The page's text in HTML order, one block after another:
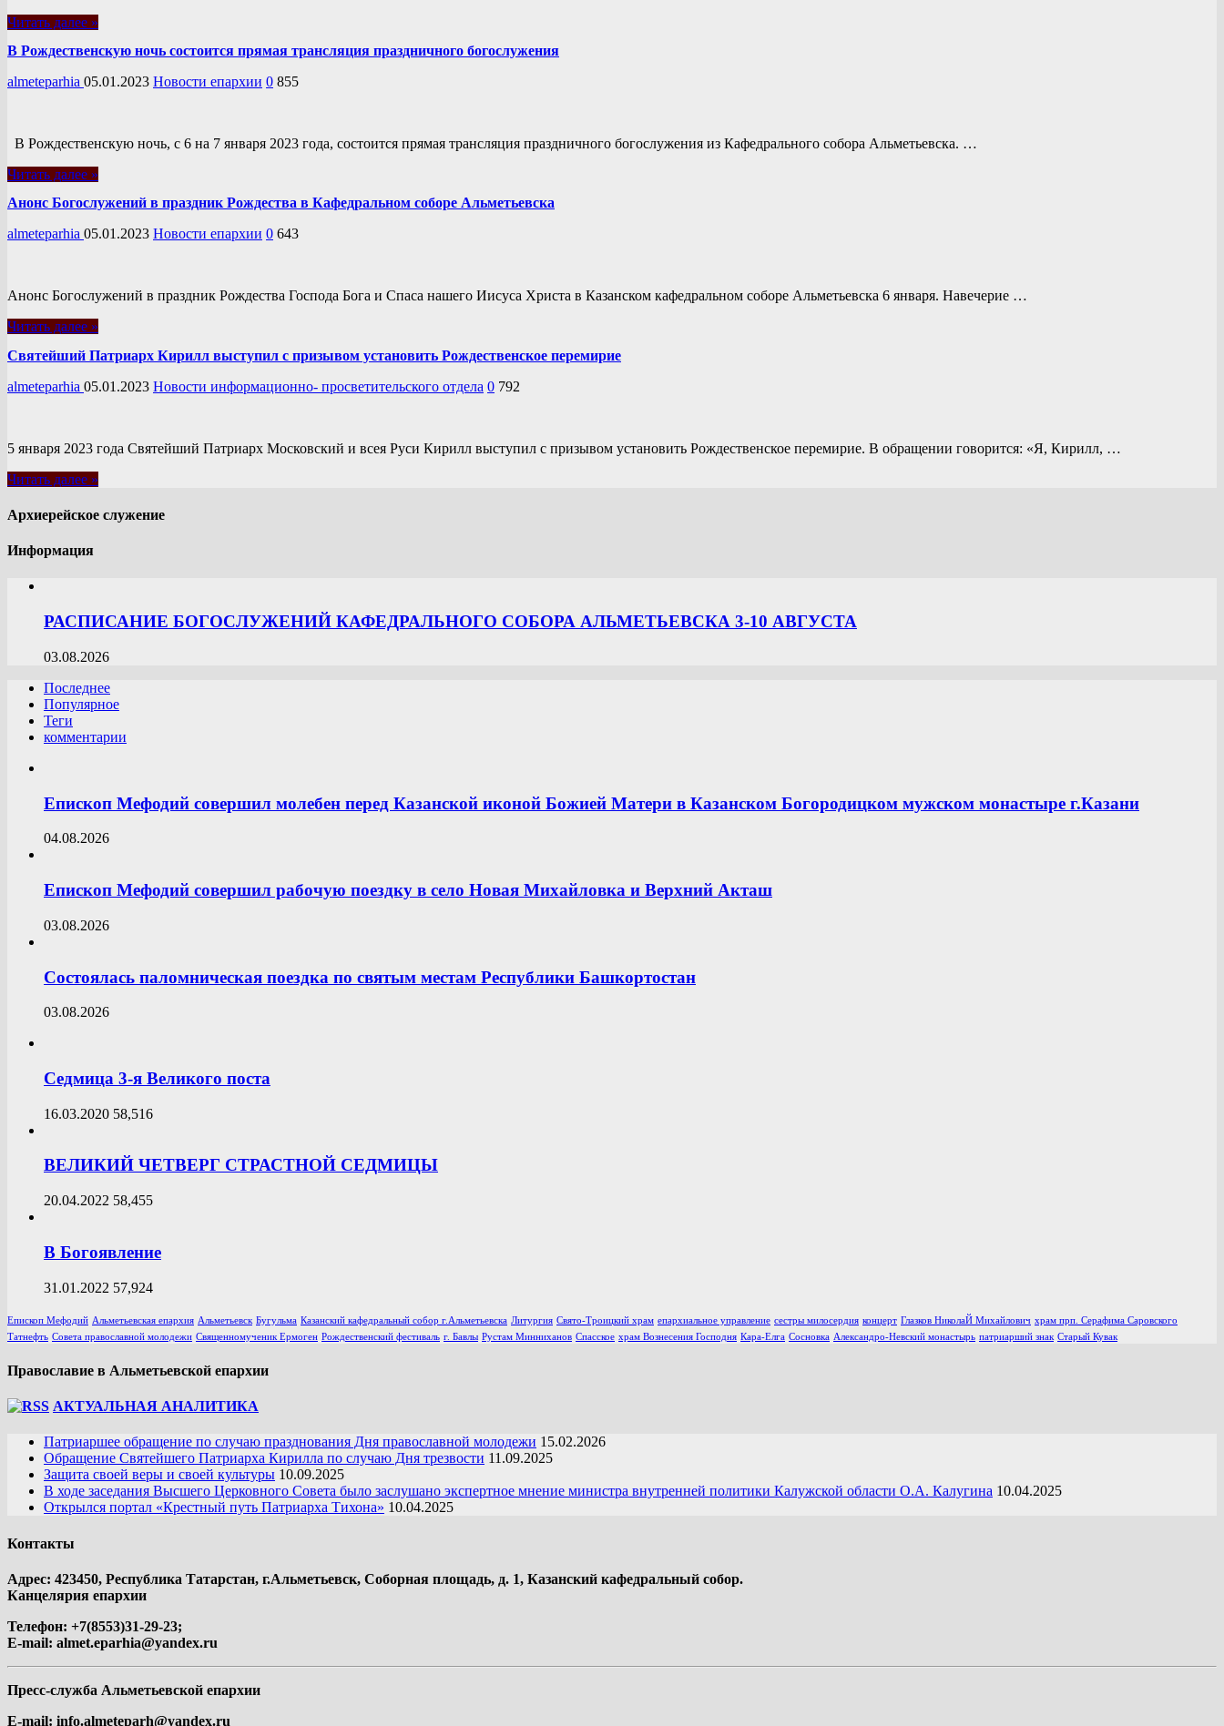
Читать далее »
В Рождественскую ночь состоится прямая трансляция праздничного богослужения
almeteparhia 05.01.2023 Новости епархии 0 855
В Рождественскую ночь, с 6 на 7 января 2023 года, состоится прямая трансляция праздничного богослужения из Кафедрального собора Альметьевска. …
Читать далее »
Анонс Богослужений в праздник Рождества в Кафедральном соборе Альметьевска
almeteparhia 05.01.2023 Новости епархии 0 643
Анонс Богослужений в праздник Рождества Господа Бога и Спаса нашего Иисуса Христа в Казанском кафедральном соборе Альметьевска 6 января. Навечерие …
Читать далее »
Святейший Патриарх Кирилл выступил с призывом установить Рождественское перемирие
almeteparhia 05.01.2023 Новости информационно- просветительского отдела 0 792
5 января 2023 года Святейший Патриарх Московский и всея Руси Кирилл выступил с призывом установить Рождественское перемирие. В обращении говорится: «Я, Кирилл, …
Читать далее »
Архиерейское служение
Информация
РАСПИСАНИЕ БОГОСЛУЖЕНИЙ КАФЕДРАЛЬНОГО СОБОРА АЛЬМЕТЬЕВСКА 3-10 АВГУСТА
03.08.2026
Последнее
Популярное
Теги
комментарии
Епископ Мефодий совершил молебен перед Казанской иконой Божией Матери в Казанском Богородицком мужском монастыре г.Казани
04.08.2026
Епископ Мефодий совершил рабочую поездку в село Новая Михайловка и Верхний Акташ
03.08.2026
Состоялась паломническая поездка по святым местам Республики Башкортостан
03.08.2026
Седмица 3-я Великого поста
16.03.2020 58,516
ВЕЛИКИЙ ЧЕТВЕРГ СТРАСТНОЙ СЕДМИЦЫ
20.04.2022 58,455
В Богоявление
31.01.2022 57,924
Епископ Мефодий Альметьевская епархия Альметьевск Бугульма Казанский кафедральный собор г.Альметьевска Литургия Свято-Троицкий храм епархиальное управление сестры милосердия концерт Глазков НиколаЙ Михайлович храм прп. Серафима Саровского
Татнефть Совета православной молодежи Священномученик Ермоген Рождественский фестиваль г. Бавлы Рустам Минниханов Спасское храм Вознесения Господня Кара-Елга Сосновка Александро-Невский монастырь патриарший знак Старый Кувак
Православие в Альметьевской епархии
АКТУАЛЬНАЯ АНАЛИТИКА
Патриаршее обращение по случаю празднования Дня православной молодежи 15.02.2026
Обращение Святейшего Патриарха Кирилла по случаю Дня трезвости 11.09.2025
Защита своей веры и своей культуры 10.09.2025
В ходе заседания Высшего Церковного Совета было заслушано экспертное мнение министра внутренней политики Калужской области О.А. Калугина 10.04.2025
Открылся портал «Крестный путь Патриарха Тихона» 10.04.2025
Контакты
Адрес: 423450, Республика Татарстан, г.Альметьевск, Соборная площадь, д. 1, Казанский кафедральный собор.
Канцелярия епархии
Телефон: +7(8553)31-29-23;
E-mail: almet.eparhia@yandex.ru
Пресс-служба Альметьевской епархии
E-mail: info.almeteparh@yandex.ru